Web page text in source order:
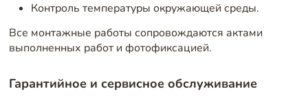
Контроль температуры окружающей среды.
Все монтажные работы сопровождаются актами
выполненных работ и фотофиксацией.
Гарантийное и сервисное обслуживание